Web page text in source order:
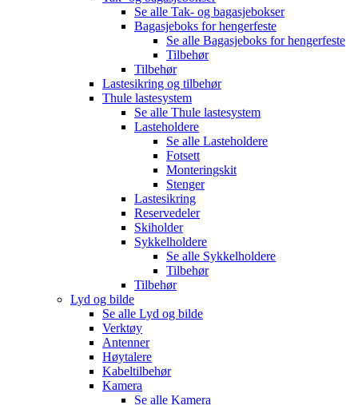
Se alle Tak- og bagasjebokser
Bagasjeboks for hengerfeste
Se alle Bagasjeboks for hengerfeste
Tilbehør
Tilbehør
Lastesikring og tilbehør
Thule lastesystem
Se alle Thule lastesystem
Lasteholdere
Se alle Lasteholdere
Fotsett
Monteringskit
Stenger
Lastesikring
Reservedeler
Skiholder
Sykkelholdere
Se alle Sykkelholdere
Tilbehør
Tilbehør
Lyd og bilde
Se alle Lyd og bilde
Verktøy
Antenner
Høytalere
Kabeltilbehør
Kamera
Se alle Kamera